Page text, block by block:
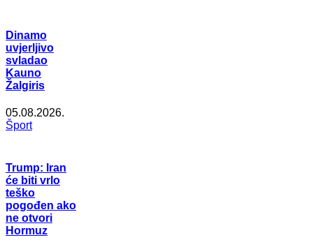
Dinamo
uvjerljivo
svladao
Kauno
Žalgiris
05.08.2026.
Šport
Trump: Iran
će biti vrlo
teško
pogođen ako
ne otvori
Hormuz